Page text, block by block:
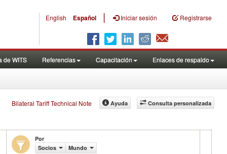
English Español | Iniciar sesión Registrarse
de WITS Referencias Capacitación Enlaces de respaldo
Bilateral Tariff Technical Note Consulta personalizada
Ayuda
Por
Socios
Mundo